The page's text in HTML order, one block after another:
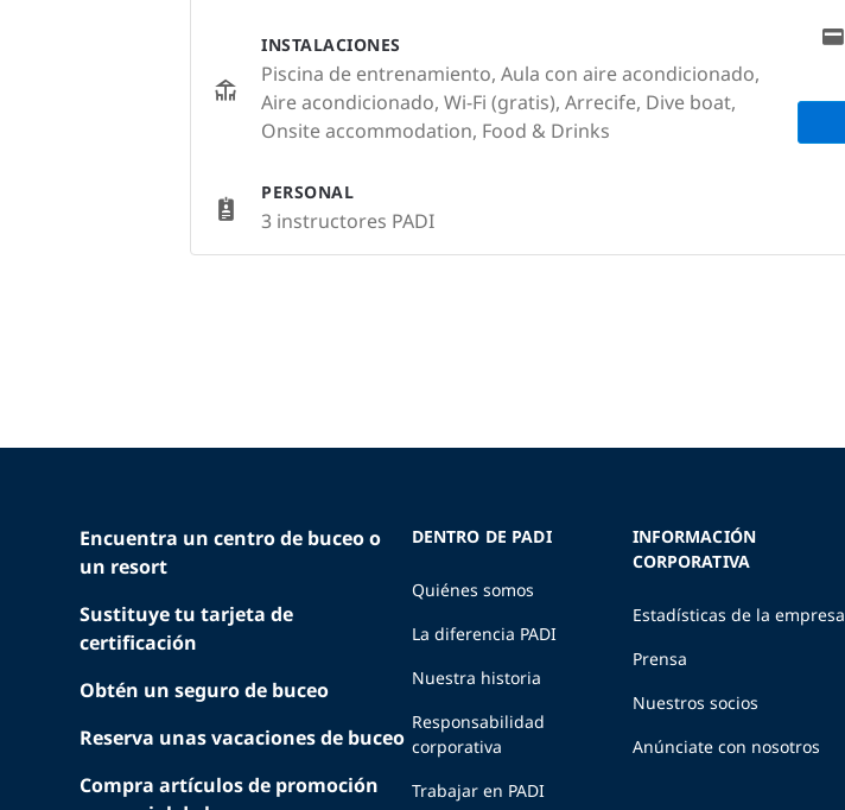
INSTALACIONES
Piscina de entrenamiento, Aula con aire acondicionado,
Aire acondicionado, Wi-Fi (gratis), Arrecife, Dive boat,
Onsite accommodation, Food & Drinks
PERSONAL
3 instructores PADI
Encuentra un centro de buceo o
un resort
Sustituye tu tarjeta de
certificación
Obtén un seguro de buceo
Reserva unas vacaciones de buceo
Compra artículos de promoción
DENTRO DE PADI
Quiénes somos
La diferencia PADI
Nuestra historia
Responsabilidad
corporativa
Trabajar en PADI
INFORMACIÓN
CORPORATIVA
Estadísticas de la empresa
Prensa
Nuestros socios
Anúnciate con nosotros